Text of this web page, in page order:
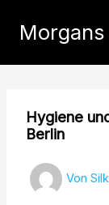
Inhalt
Hygiene
Berlin
Von